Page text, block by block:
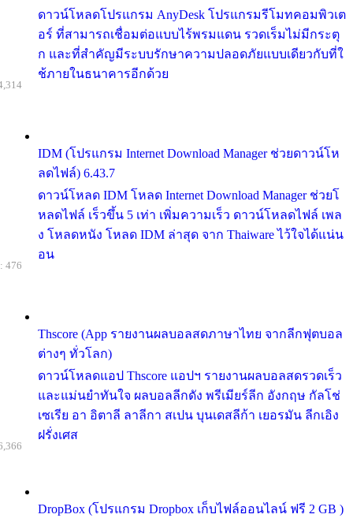
ดาวน์โหลดโปรแกรม AnyDesk โปรแกรมรีโมทคอมพิวเต
อร์ ที่สามารถเชื่อมต่อแบบไร้พรมแดน รวดเร็มไม่มีกระตุ
ก และที่สำคัญมีระบบรักษาความปลอดภัยแบบเดียวกับที่ใ
ช้ภายในธนาคารอีกด้วย
IDM (โปรแกรม Internet Download Manager ช่วยดาวน์โห
ลดไฟล์) 6.43.7
ดาวน์โหลด IDM โหลด Internet Download Manager ช่วยโ
หลดไฟล์ เร็วขึ้น 5 เท่า เพิ่มความเร็ว ดาวน์โหลดไฟล์ เพล
ง โหลดหนัง โหลด IDM ล่าสุด จาก Thaiware ไว้ใจได้แน่น
อน
Thscore (App รายงานผลบอลสดภาษาไทย จากลีกฟุตบอล
ต่างๆ ทั่วโลก)
ดาวน์โหลดแอป Thscore แอปฯ รายงานผลบอลสดรวดเร็ว
และแม่นยำทันใจ ผลบอลลีกดัง พรีเมียร์ลีก อังกฤษ กัลโช่
เซเรีย อา อิตาลี ลาลีกา สเปน บุนเดสลีก้า เยอรมัน ลีกเอิง
ฝรั่งเศส
476
DropBox (โปรแกรม Dropbox เก็บไฟล์ออนไลน์ ฟรี 2 GB )